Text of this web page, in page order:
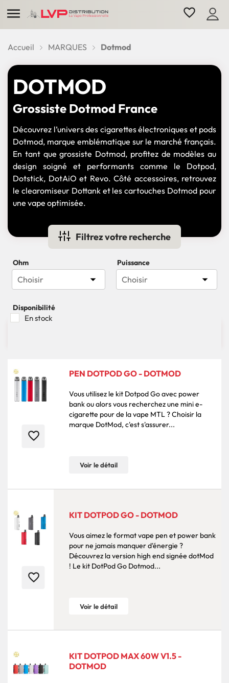
 favorite_border
Accueil MARQUES Dotmod
DOTMOD
Grossiste Dotmod France
Découvrez l’univers des cigarettes électroniques et pods
Dotmod, marque emblématique sur le marché français.
En tant que grossiste Dotmod, profitez de modèles au
design soigné et performants comme le Dotpod,
Dotstick, DotAiO et Revo. Côté accessoires, retrouvez
le clearomiseur Dottank et les cartouches Dotmod pour
une vape optimisée.
Filtrez votre recherche
Ohm
Choisir 
Puissance
Choisir 
Disponibilité
En stock
favorite_border
PEN DOTPOD GO - DOTMOD
Vous utilisez le kit Dotpod Go avec power
bank ou alors vous recherchez une mini e-
cigarette pour de la vape MTL ? Choisir la
marque DotMod, c'est s'assurer...
Voir le détail
favorite_border
KIT DOTPOD GO - DOTMOD
Vous aimez le format vape pen et power bank
pour ne jamais manquer d'énergie ?
Découvrez la version high end signée dotMod
! Le kit DotPod Go Dotmod...
Voir le détail
KIT DOTPOD MAX 60W V1.5 -
DOTMOD